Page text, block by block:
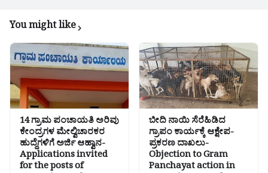
You might like
14 ಗ್ರಾಮ ಪಂಚಾಯತಿ ಅರಿವು
ಕೇಂದ್ರಗಳ ಮೇಲ್ವಿಚಾರಕರ
ಹುದ್ದೆಗಳಿಗೆ ಅರ್ಜಿ ಆಹ್ವಾನ-
Applications invited
for the posts of
ಬೀದಿ ನಾಯಿ ಸೆರೆಹಿಡಿದ
ಗ್ರಾಪಂ‌ ಕಾರ್ಯಕ್ಕೆ ಆಕ್ಷೇಪ-
ಪ್ರಕರಣ ದಾಖಲು-
Objection to Gram
Panchayat action in